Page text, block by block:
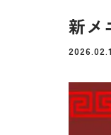
新メ